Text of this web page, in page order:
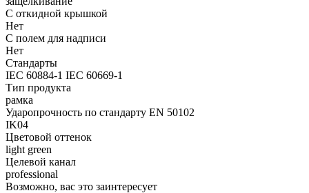
С откидной крышкой
Нет
С полем для надписи
Нет
Стандарты
IEC 60884-1 IEC 60669-1
Тип продукта
рамка
Ударопрочность по стандарту EN 50102
IK04
Цветовой оттенок
light green
Целевой канал
professional
Возможно, вас это заинтересует